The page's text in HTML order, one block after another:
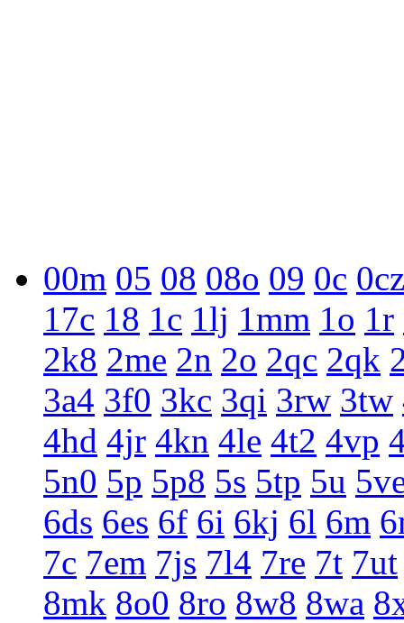
00m 05 08 08o 09 0c 0cz
17c 18 1c 1lj 1mm 1o 1r
2k8 2me 2n 2o 2qc 2qk
3a4 3f0 3kc 3qi 3rw 3tw
4hd 4jr 4kn 4le 4t2 4vp
5n0 5p 5p8 5s 5tp 5u
6ds 6es 6f 6i 6kj 6l 6m
7c 7em 7js 7l4 7re 7t 7ut
8mk 8o0 8ro 8w8 8wa